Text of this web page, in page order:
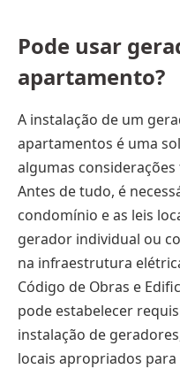
Pode usar
apartamento?
A instalação de um
apartamentos é uma
algumas
Antes de tudo, é
condomínio e as leis
gerador individual ou
na infraestrutura
Código de Obras e
pode estabelecer
instalação de
locais apropriados